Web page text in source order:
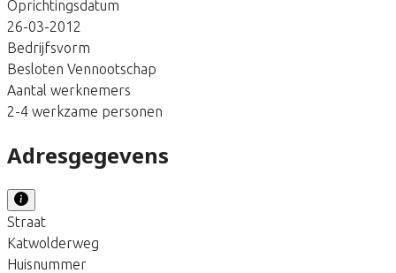
Oprichtingsdatum
26-03-2012
Bedrijfsvorm
Besloten Vennootschap
Aantal werknemers
2-4 werkzame personen
Adresgegevens
Straat
Katwolderweg
Huisnummer